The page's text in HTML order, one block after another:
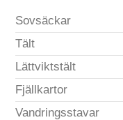
Sovsäckar
Tält
Lättviktstält
Fjällkartor
Vandringsstavar